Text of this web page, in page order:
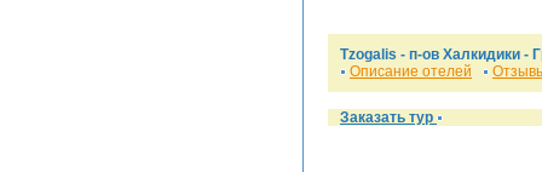
Tzogalis - п-ов Халкидики -
Описание отелей
Заказать тур